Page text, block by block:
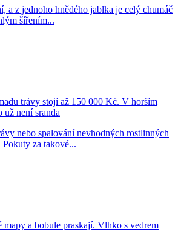
a z jednoho hnědého jablka je celý chumáč
šířením...
trávy stojí až 150 000 Kč. V horším
už není sranda
nebo spalování nevhodných rostlinných
Pokuty za takové...
mapy a bobule praskají. Vlhko s vedrem